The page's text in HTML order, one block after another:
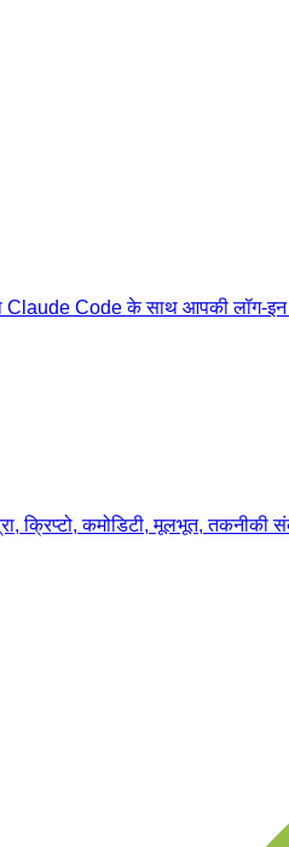
Code के साथ आपकी लॉग-इन
क्रिप्टो, कमोडिटी, मूलभूत,